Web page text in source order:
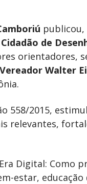
de
orientadores,
Walter
558/2015,
relevantes,
Digital: Como
estar,